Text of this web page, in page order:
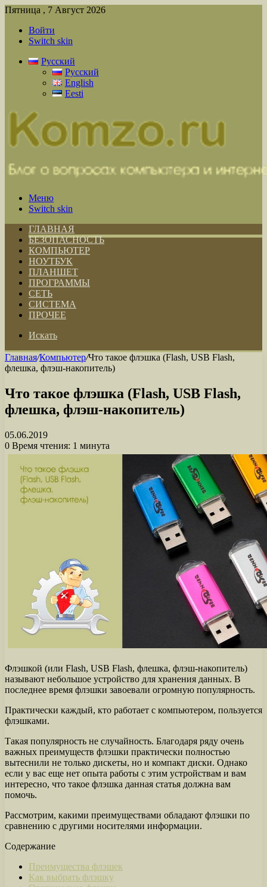
Пятница , 7 Август 2026
Войти
Switch skin
Русский
Русский
English
Eesti
Меню
Switch skin
ГЛАВНАЯ
БЕЗОПАСНОСТЬ
КОМПЬЮТЕР
НОУТБУК
ПЛАНШЕТ
ПРОГРАММЫ
СЕТЬ
СИСТЕМА
ПРОЧЕЕ
Искать
Главная/Компьютер/Что такое флэшка (Flash, USB Flash,
флешка, флэш-накопитель)
Что такое флэшка (Flash, USB Flash,
флешка, флэш-накопитель)
05.06.2019
0 Время чтения: 1 минута
Флэшкой (или Flash, USB Flash, флешка, флэш-накопитель)
называют небольшое устройство для хранения данных. В
последнее время флэшки завоевали огромную популярность.
Практически каждый, кто работает с компьютером, пользуется
флэшками.
Такая популярность не случайность. Благодаря ряду очень
важных преимуществ флэшки практически полностью
вытеснили не только дискеты, но и компакт диски. Однако
если у вас еще нет опыта работы с этим устройствам и вам
интересно, что такое флэшка данная статья должна вам
помочь.
Рассмотрим, какими преимуществами обладают флэшки по
сравнению с другими носителями информации.
Содержание
Преимущества флэшек
Как выбрать флэшку